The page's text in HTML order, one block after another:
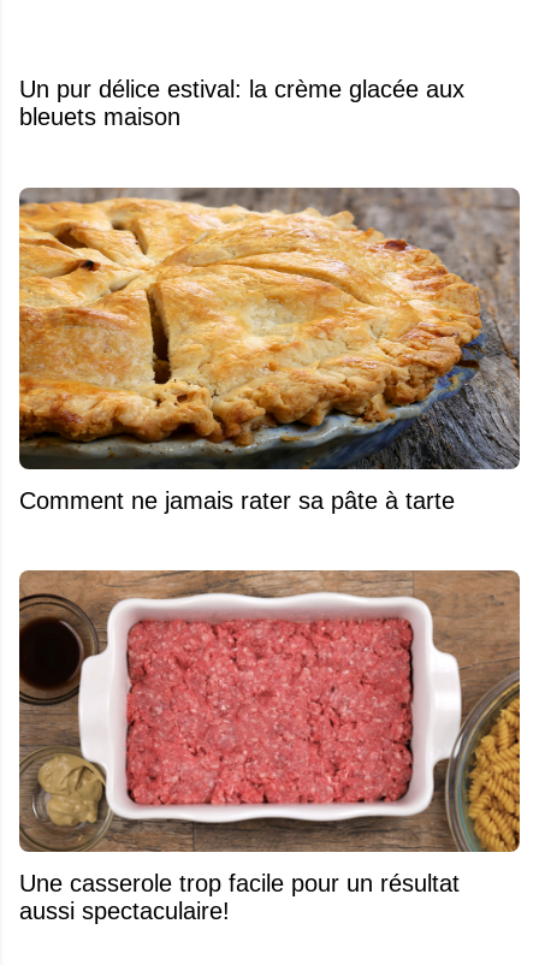
Un pur délice estival: la crème glacée aux
bleuets maison
Comment ne jamais rater sa pâte à tarte
Une casserole trop facile pour un résultat
aussi spectaculaire!